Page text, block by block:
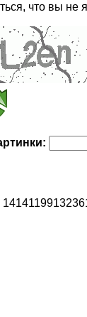
что вы не